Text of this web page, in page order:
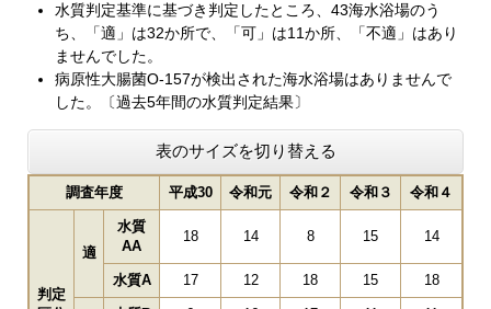
水質判定基準に基づき判定したところ、43海水浴場のう
ち、「適」は32か所で、「可」は11か所、「不適」はあり
ませんでした。
病原性大腸菌O-157が検出された海水浴場はありませんで
した。〔過去5年間の水質判定結果〕
表のサイズを切り替える
調査年度 平成30 令和元 令和２ 令和３ 令和４
判定
適
水質
AA
18 14 8 15 14
水質A 17 12 18 15 18